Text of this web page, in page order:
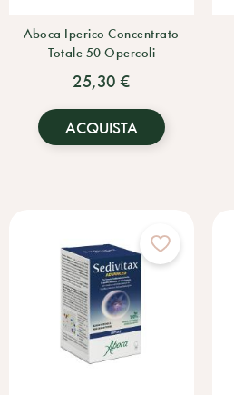
Aboca Iperico Concentrato
Totale 50 Opercoli
25,30 €
ACQUISTA